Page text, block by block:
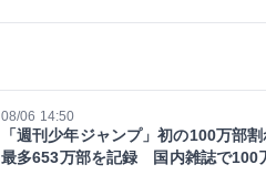
08/06 14:50
「週刊少年ジャンプ」初の100万部
最多653万部を記録 国内雑誌で100